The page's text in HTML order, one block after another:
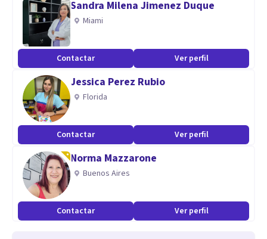
Sandra Milena Jimenez Duque
Miami
Contactar Ver perfil
Jessica Perez Rubio
Florida
Contactar Ver perfil
Norma Mazzarone
Buenos Aires
Contactar Ver perfil